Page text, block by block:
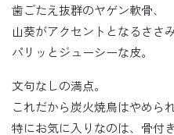
歯ごたえ抜群のヤゲン軟骨、
山葵がアクセントとなるささみ
パリッとジューシーな皮。
文句なしの満点。
これだから炭火焼鳥はやめら
特にお気に入りなのは、骨付